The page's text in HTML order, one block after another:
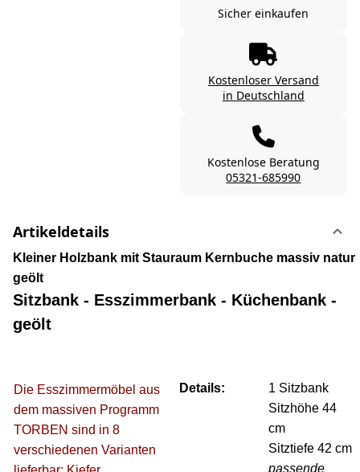
Sicher einkaufen
Kostenloser Versand
in Deutschland
Kostenlose Beratung
05321-685990
Artikeldetails
Kleiner Holzbank mit Stauraum Kernbuche massiv natur
geölt
Sitzbank - Esszimmerbank - Küchenbank -
geölt
Die Esszimmermöbel aus
dem massiven Programm
TORBEN sind in 8
verschiedenen Varianten
Details:
1 Sitzbank
Sitzhöhe 44
cm
Sitztiefe 42 cm
passende